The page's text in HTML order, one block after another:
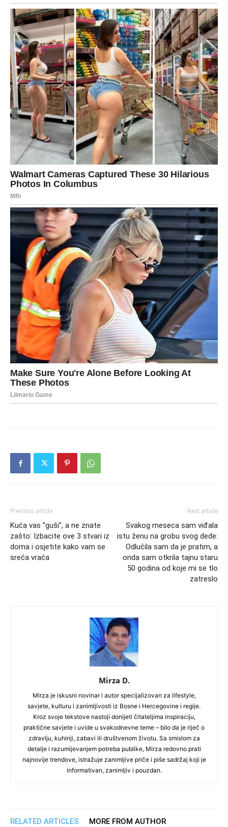
Previous article
Kuća vas ”guši”, a ne znate
zašto: Izbacite ove 3 stvari iz
doma i osjetite kako vam se
sreća vraća
Next article
Svakog meseca sam viđala
istu ženu na grobu svog dede:
Odlučila sam da je pratim, a
onda sam otkrila tajnu staru
50 godina od koje mi se tlo
zatreslo
Mirza D.
Mirza je iskusni novinar i autor specijalizovan za lifestyle,
savjete, kulturu i zanimljivosti iz Bosne i Hercegovine i regije.
Kroz svoje tekstove nastoji donijeti čitateljima inspiraciju,
praktične savjete i uvide u svakodnevne teme – bilo da je riječ o
zdravlju, kuhinji, zabavi ili društvenom životu. Sa smislom za
detalje i razumijevanjem potreba publike, Mirza redovno prati
najnovije trendove, istražuje zanimljive priče i piše sadržaj koji je
informativan, zanimljiv i pouzdan.
RELATED ARTICLES MORE FROM AUTHOR